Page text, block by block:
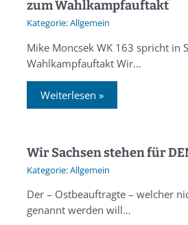
zum Wahlkampfauftakt
Allgemein
Mike Moncsek WK 163 spricht in
Wahlkampfauftakt Wir…
Weiterlesen »
Wir Sachsen stehen für
Allgemein
Der – Ostbeauftragte – welcher
genannt werden will…